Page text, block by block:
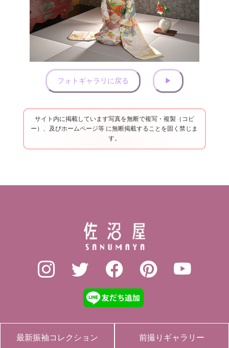
フォトギャラリに戻る ▶︎
サイト内に掲載しています写真を無断で複写・複製（コピ
ー）、及びホームページ等 に無断掲載することを固く禁じま
す。
最新振袖コレクション 前撮りギャラリー